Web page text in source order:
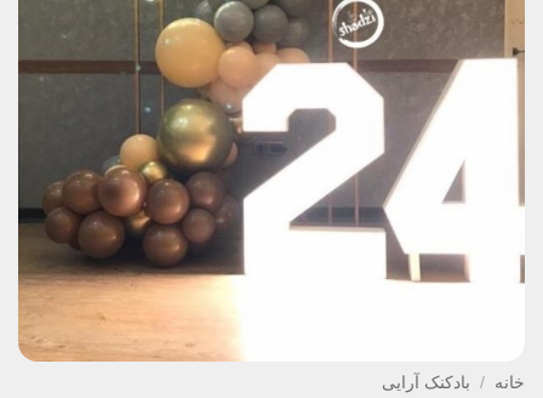
خانه / بادکنک آرایی